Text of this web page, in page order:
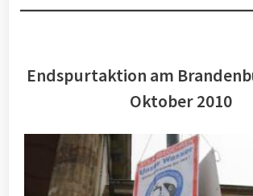
Endspurtaktion am
Oktober 2010